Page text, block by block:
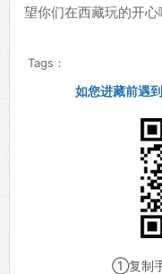
望你们在西藏玩的开心
Tags：
如您进藏前遇
①复制